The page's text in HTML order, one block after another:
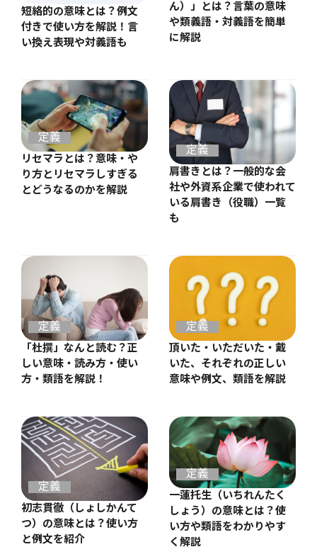
短絡的の意味とは？例文
付きで使い方を解説！言
い換え表現や対義語も
ん）」とは？言葉の意味
や類義語・対義語を簡単
に解説
定義
リセマラとは？意味・や
り方とリセマラしすぎる
とどうなるのかを解説
定義
肩書きとは？一般的な会
社や外資系企業で使われて
いる肩書き（役職）一覧
も
定義
「杜撰」なんと読む？正
しい意味・読み方・使い
方・類語を解説！
定義
頂いた・いただいた・戴
いた、それぞれの正しい
意味や例文、類語を解説
定義
初志貫徹（しょしかんて
つ）の意味とは？使い方
と例文を紹介
定義
一蓮托生（いちれんたく
しょう）の意味とは？使
い方や類語をわかりやす
く解説